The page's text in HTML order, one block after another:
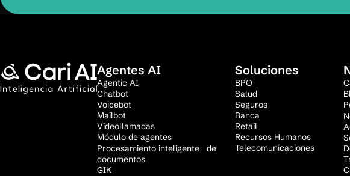
Agentes AI
Agentic AI
Chatbot
Voicebot
Mailbot
Videollamadas
Módulo de agentes
Procesamiento inteligente de
documentos
GIK
Soluciones
BPO
Salud
Seguros
Banca
Retail
Recursos Humanos
Telecomunicaciones